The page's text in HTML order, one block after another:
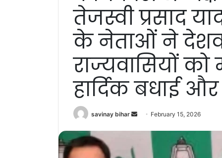
तेजस्वी प्रसाद
के नेताओं ने
राज्यवासियों को
हार्दिक बधाई
savinay bihar
Send
email
February 15, 2026